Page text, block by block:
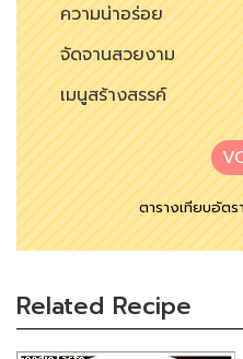
ความน่าอร่อย
จัดจานสวยงาม
เมนูสร้างสรรค์
ตารางเทียบอัตร
Related Recipe